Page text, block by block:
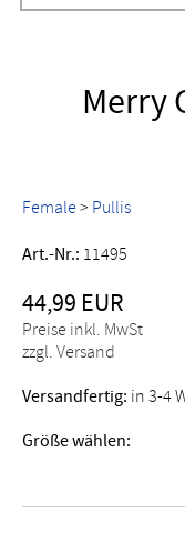
Merry
Female> Pullis
Art.-Nr.: 11495
44,99 EUR
Preise inkl. MwSt
zzgl. Versand
Versandfertig: in 3-4
Größe wählen: